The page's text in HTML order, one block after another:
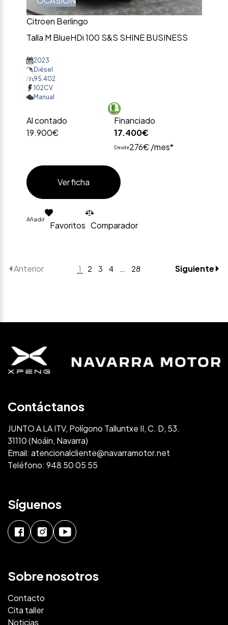
Citroen Berlingo
Talla M BlueHDi 100 S&S SHINE BUSINESS
2023
Diésel
95.402
102CV
Manual
Al contado
19.900€
Financiado
17.400€
Desde276€ /mes*
Ver ficha
Añadir
Favoritos Comparador
Anterior 1 2 3 4 28 Siguiente
Contáctanos
JUNTO A LA ITV, Polígono Talluntxe II, C. D, 53.
31110 (Noáin, Navarra)
Email: atencionalcliente@navarramotor.net
Teléfono: 948 50 05 55
Síguenos
Sobre nosotros
Contacto
Cita taller
Noticias